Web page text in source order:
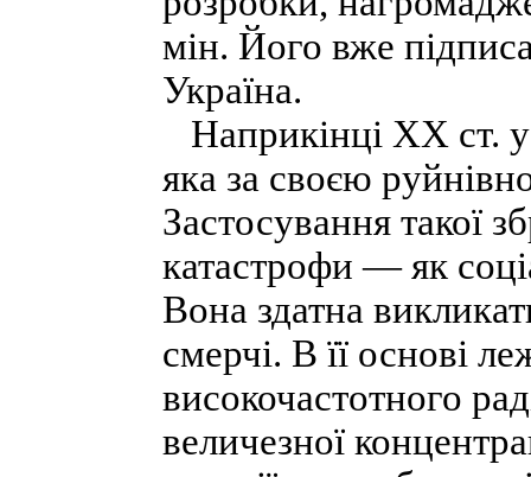
мін. Його вже
Україна.
Наприкінці XX ст. у
яка за своєю
Застосування такої
катастрофи — як
Вона здатна
смерчі. В її основі
високочастотного
величезної